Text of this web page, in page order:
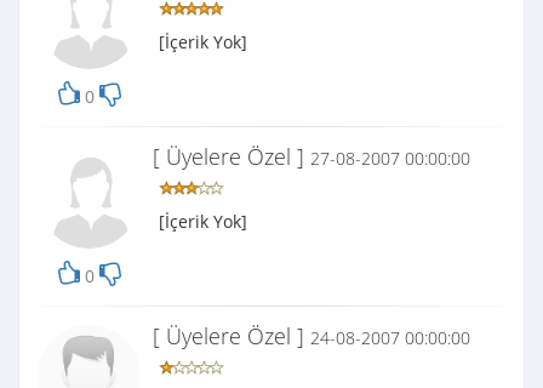
0
[İçerik Yok]
0
[ Üyelere Özel ] 27-08-2007 00:00:00
[İçerik Yok]
[ Üyelere Özel ] 24-08-2007 00:00:00